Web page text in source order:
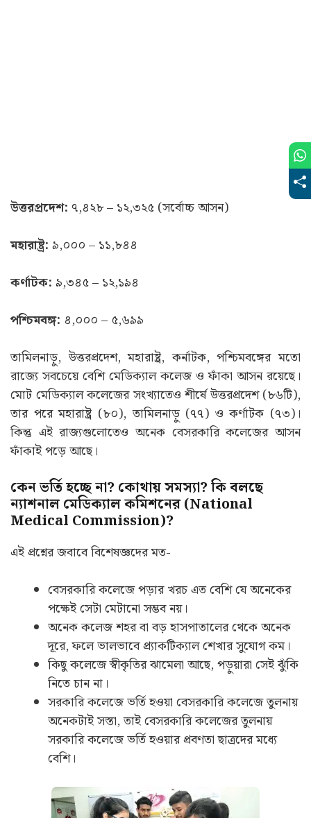
উত্তরপ্রদেশ: ৭,৪২৮ – ১২,৩২৫ (সর্বোচ্চ আসন)
মহারাষ্ট্র: ৯,০০০ – ১১,৮৪৪
কর্ণাটক: ৯,৩৪৫ – ১২,১৯৪
পশ্চিমবঙ্গ: ৪,০০০ – ৫,৬৯৯
তামিলনাড়ু, উত্তরপ্রদেশ, মহারাষ্ট্র, কর্নাটক, পশ্চিমবঙ্গের মতো
রাজ্যে সবচেয়ে বেশি মেডিক্যাল কলেজ ও ফাঁকা আসন রয়েছে।
মোট মেডিক্যাল কলেজের সংখ্যাতেও শীর্ষে উত্তরপ্রদেশ (৮৬টি),
তার পরে মহারাষ্ট্র (৮০), তামিলনাড়ু (৭৭) ও কর্ণাটক (৭৩)।
কিন্তু এই রাজ্যগুলোতেও অনেক বেসরকারি কলেজের আসন
ফাঁকাই পড়ে আছে।
কেন ভর্তি হচ্ছে না? কোথায় সমস্যা? কি বলছে
ন্যাশনাল মেডিক্যাল কমিশনের (National
Medical Commission)?
এই প্রশ্নের জবাবে বিশেষজ্ঞদের মত-
বেসরকারি কলেজে পড়ার খরচ এত বেশি যে অনেকের
পক্ষেই সেটা মেটানো সম্ভব নয়।
অনেক কলেজ শহর বা বড় হাসপাতালের থেকে অনেক
দূরে, ফলে ভালভাবে প্র্যাকটিক্যাল শেখার সুযোগ কম।
কিছু কলেজে স্বীকৃতির ঝামেলা আছে, পড়ুয়ারা সেই ঝুঁকি
নিতে চান না।
সরকারি কলেজে ভর্তি হওয়া বেসরকারি কলেজে তুলনায়
অনেকটাই সস্তা, তাই বেসরকারি কলেজের তুলনায়
সরকারি কলেজে ভর্তি হওয়ার প্রবণতা ছাত্রদের মধ্যে
বেশি।